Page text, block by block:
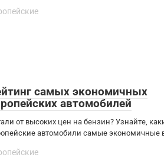
самых экономичных
автомобилей
от высоких цен на бензин? Узнайте,
автомобили самые экономичные